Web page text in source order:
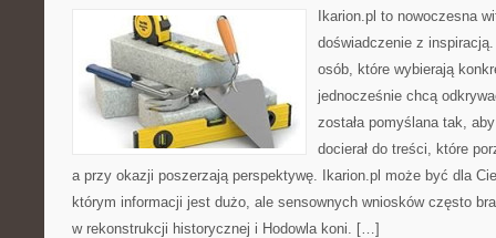
Ikarion.pl to nowoczesna
doświadczenie z
osób, które wybierają
jednocześnie chcą
została pomyślana tak,
docierał do treści, które
a przy okazji poszerzają perspektywę. Ikarion.pl może być dla
którym informacji jest dużo, ale sensownych wniosków często
w rekonstrukcji historycznej i Hodowla koni. […]